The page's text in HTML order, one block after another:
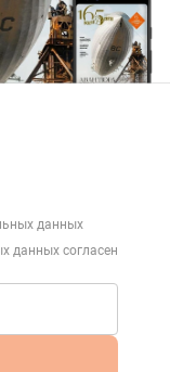
данных
данных согласен